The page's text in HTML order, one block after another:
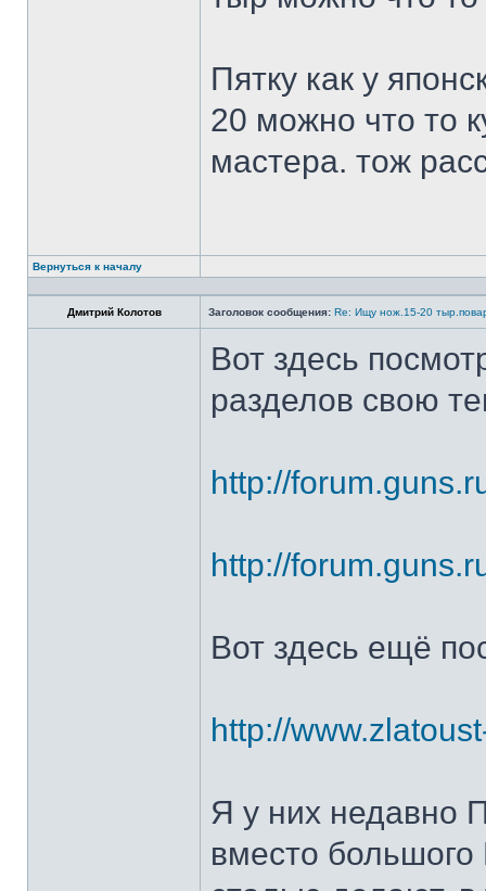
Пятку как у
20 можно что то
мастера. тож
Вернуться к началу
Дмитрий Колотов Заголовок сообщения: Re: Ищу нож.15-20
Вот здесь
разделов свою
http://
http://
Вот здесь ещё
http://
Я у них недавно
вместо